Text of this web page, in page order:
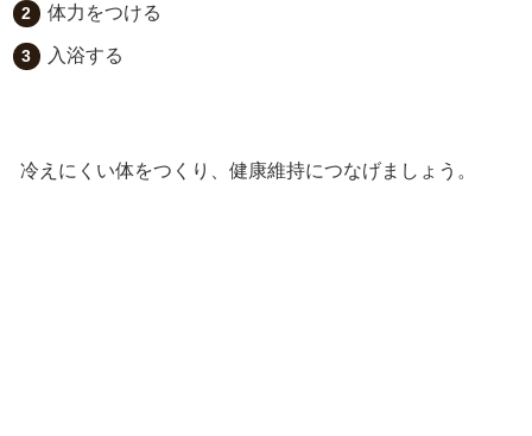
体力をつける
入浴する
冷えにくい体をつくり、健康維持につなげましょう。